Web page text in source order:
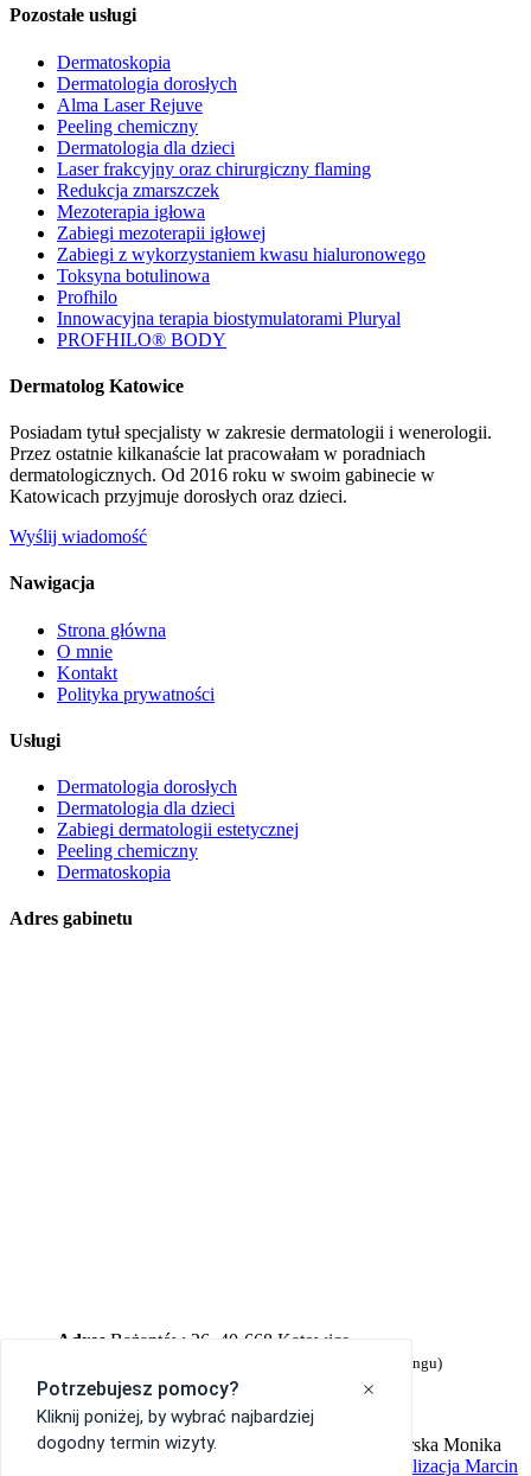
Pozostałe usługi
Dermatoskopia
Dermatologia dorosłych
Alma Laser Rejuve
Peeling chemiczny
Dermatologia dla dzieci
Laser frakcyjny oraz chirurgiczny flaming
Redukcja zmarszczek
Mezoterapia igłowa
Zabiegi mezoterapii igłowej
Zabiegi z wykorzystaniem kwasu hialuronowego
Toksyna botulinowa
Profhilo
Innowacyjna terapia biostymulatorami Pluryal
PROFHILO® BODY
Dermatolog Katowice
Posiadam tytuł specjalisty w zakresie dermatologii i wenerologii.
Przez ostatnie kilkanaście lat pracowałam w poradniach
dermatologicznych. Od 2016 roku w swoim gabinecie w
Katowicach przyjmuje dorosłych oraz dzieci.
Wyślij wiadomość
Nawigacja
Strona główna
O mnie
Kontakt
Polityka prywatności
Usługi
Dermatologia dorosłych
Dermatologia dla dzieci
Zabiegi dermatologii estetycznej
Peeling chemiczny
Dermatoskopia
Adres gabinetu
Adres Bażantów 26, 40-668 Katowice
(Prawe skrzydło budynku, wejście bezpośrednio z parkingu)
Rejestracja 697 064 667
607 153 857
© 2020 Indywidualna Specjalistyczna Praktyka Lekarska Monika
Realizacja Marcin